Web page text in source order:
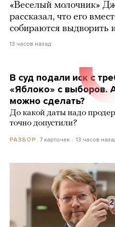
«Веселый молочник»
рассказал, что его
собираются выдворить
13 часов назад
В суд подали иск с
«Яблоко» с выборов.
можно сделать?
До какой даты надо
точно допустили?
РАЗБОР 7 карточек 13 часов